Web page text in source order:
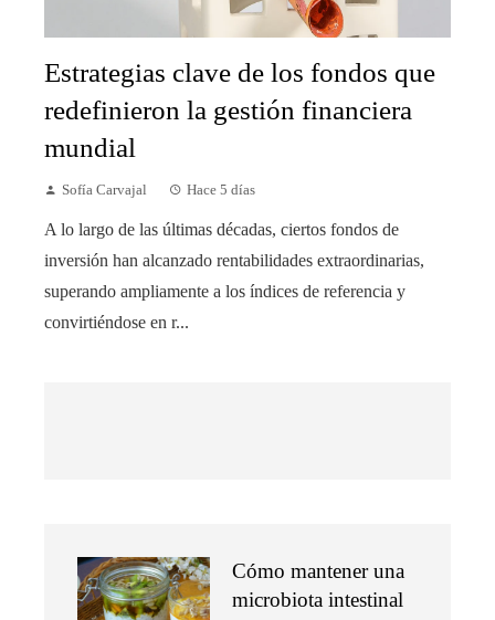
Estrategias clave de los fondos que
redefinieron la gestión financiera
mundial
Sofía Carvajal Hace 5 días
A lo largo de las últimas décadas, ciertos fondos de
inversión han alcanzado rentabilidades extraordinarias,
superando ampliamente a los índices de referencia y
convirtiéndose en r...
Cómo mantener una
microbiota intestinal